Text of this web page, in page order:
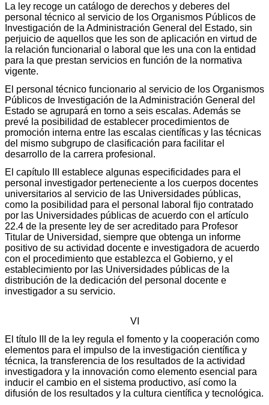
La ley recoge un catálogo de derechos y deberes del
personal técnico al servicio de los Organismos Públicos de
Investigación de la Administración General del Estado, sin
perjuicio de aquellos que les son de aplicación en virtud de
la relación funcionarial o laboral que les una con la entidad
para la que prestan servicios en función de la normativa
vigente.
El personal técnico funcionario al servicio de los Organismos
Públicos de Investigación de la Administración General del
Estado se agrupará en torno a seis escalas. Además se
prevé la posibilidad de establecer procedimientos de
promoción interna entre las escalas científicas y las técnicas
del mismo subgrupo de clasificación para facilitar el
desarrollo de la carrera profesional.
El capítulo III establece algunas especificidades para el
personal investigador perteneciente a los cuerpos docentes
universitarios al servicio de las Universidades públicas,
como la posibilidad para el personal laboral fijo contratado
por las Universidades públicas de acuerdo con el artículo
22.4 de la presente ley de ser acreditado para Profesor
Titular de Universidad, siempre que obtenga un informe
positivo de su actividad docente e investigadora de acuerdo
con el procedimiento que establezca el Gobierno, y el
establecimiento por las Universidades públicas de la
distribución de la dedicación del personal docente e
investigador a su servicio.
VI
El título III de la ley regula el fomento y la cooperación como
elementos para el impulso de la investigación científica y
técnica, la transferencia de los resultados de la actividad
investigadora y la innovación como elemento esencial para
inducir el cambio en el sistema productivo, así como la
difusión de los resultados y la cultura científica y tecnológica.